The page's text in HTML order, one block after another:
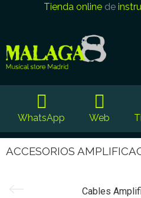
Tienda onlinede
WhatsApp Web
ACCESORIOS
Cables